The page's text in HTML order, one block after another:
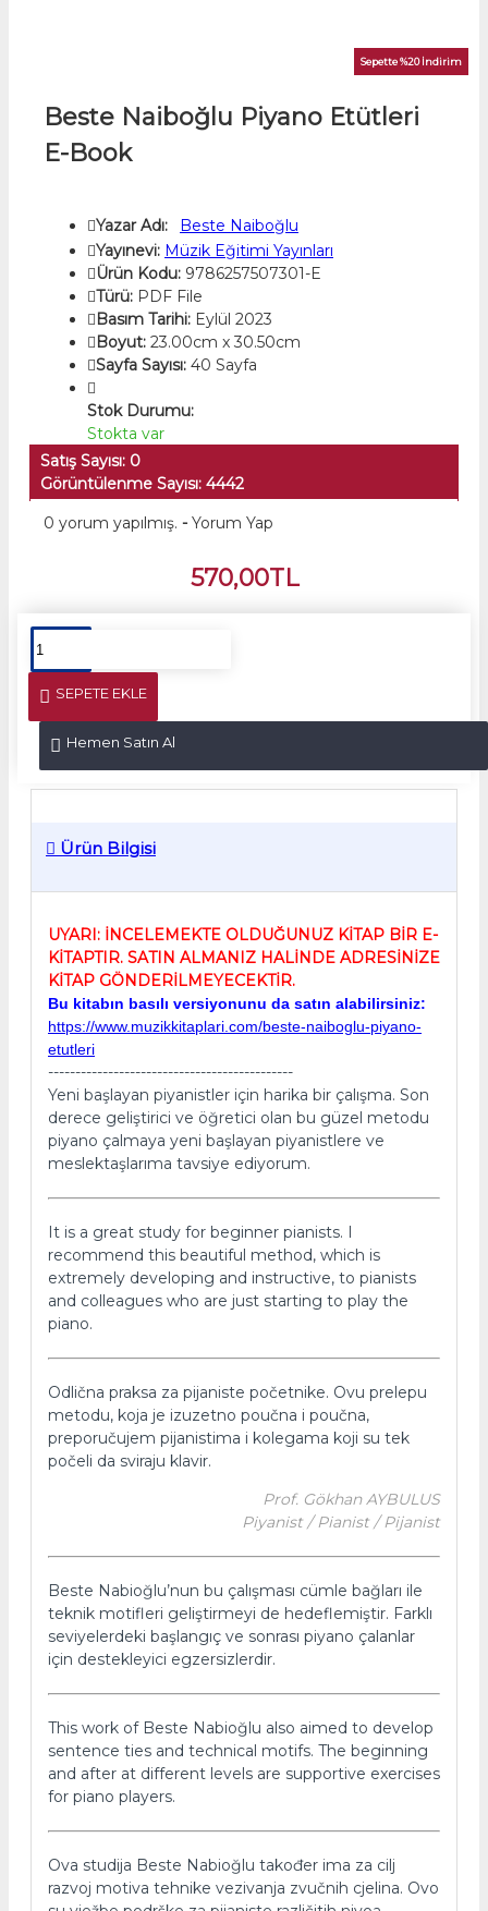
Sepette %20 İndirim
Beste Naiboğlu Piyano Etütleri
E-Book
Yazar Adı:
Beste Naiboğlu
Yayınevi: Müzik Eğitimi Yayınları
Ürün Kodu: 9786257507301-E
Türü: PDF File
Basım Tarihi: Eylül 2023
Boyut: 23.00cm x 30.50cm
Sayfa Sayısı: 40 Sayfa
Stok Durumu:
Stokta var
Satış Sayısı: 0
Görüntülenme Sayısı: 4442
0 yorum yapılmış. - Yorum Yap
570,00TL
SEPETE EKLE
Hemen Satın Al
Ürün Bilgisi
UYARI: İNCELEMEKTE OLDUĞUNUZ KİTAP BİR E-
KİTAPTIR. SATIN ALMANIZ HALİNDE ADRESİNİZE
KİTAP GÖNDERİLMEYECEKTİR.
Bu kitabın basılı versiyonunu da satın alabilirsiniz:
https://www.muzikkitaplari.com/beste-naiboglu-piyano-
etutleri
---------------------------------------------
Yeni başlayan piyanistler için harika bir çalışma. Son
derece geliştirici ve öğretici olan bu güzel metodu
piyano çalmaya yeni başlayan piyanistlere ve
meslektaşlarıma tavsiye ediyorum.
It is a great study for beginner pianists. I
recommend this beautiful method, which is
extremely developing and instructive, to pianists
and colleagues who are just starting to play the
piano.
Odlična praksa za pijaniste početnike. Ovu prelepu
metodu, koja je izuzetno poučna i poučna,
preporučujem pijanistima i kolegama koji su tek
počeli da sviraju klavir.
Prof. Gökhan AYBULUS
Piyanist / Pianist / Pijanist
Beste Nabioğlu’nun bu çalışması cümle bağları ile
teknik motifleri geliştirmeyi de hedeflemiştir. Farklı
seviyelerdeki başlangıç ve sonrası piyano çalanlar
için destekleyici egzersizlerdir.
This work of Beste Nabioğlu also aimed to develop
sentence ties and technical motifs. The beginning
and after at different levels are supportive exercises
for piano players.
Ova studija Beste Nabioğlu također ima za cilj
razvoj motiva tehnike vezivanja zvučnih cjelina. Ovo